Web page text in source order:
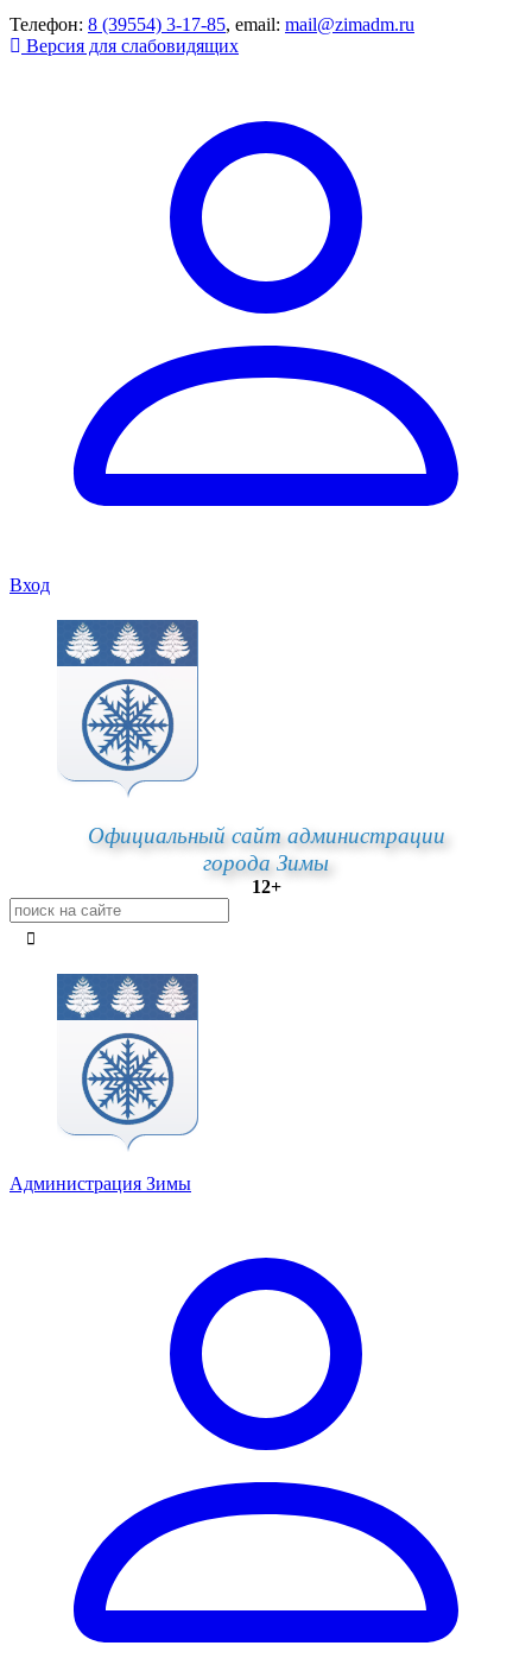
Телефон: 8 (39554) 3-17-85, email: mail@zimadm.ru
Версия для слабовидящих
Вход
Официальный сайт администрации
города Зимы
12+
Администрация Зимы